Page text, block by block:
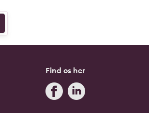
Find os her